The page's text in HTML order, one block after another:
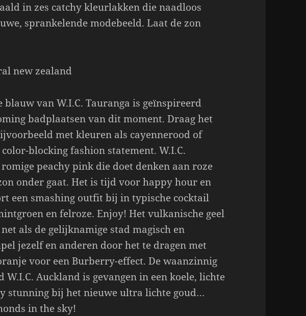
in zes catchy kleurlakken die naadloos
sprankelende modebeeld. Laat de zon
van W.I.C. Tauranga is geïnspireerd
badplaatsen van dit moment. Draag het
met kleuren als cayennerood of
blocking fashion statement. W.I.C.
peachy pink die doet denken aan roze
onder gaat. Het is tijd voor happy hour en
een smashing outfit bij in typische cocktail
en felroze. Enjoy! Het vulkanische geel
als de gelijknamige stad magisch en
jezelf en anderen door het te dragen met
voor een Burberry-effect. De waanzinnig
Auckland is gevangen in een koele, lichte
stunning bij het nieuwe ultra lichte goud…
in the sky!